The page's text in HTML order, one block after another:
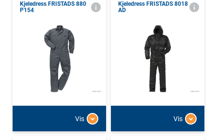
Kjeledress FRISTADS 880
P154
Vis
Kjeledress FRISTADS 8018
AD
Vis